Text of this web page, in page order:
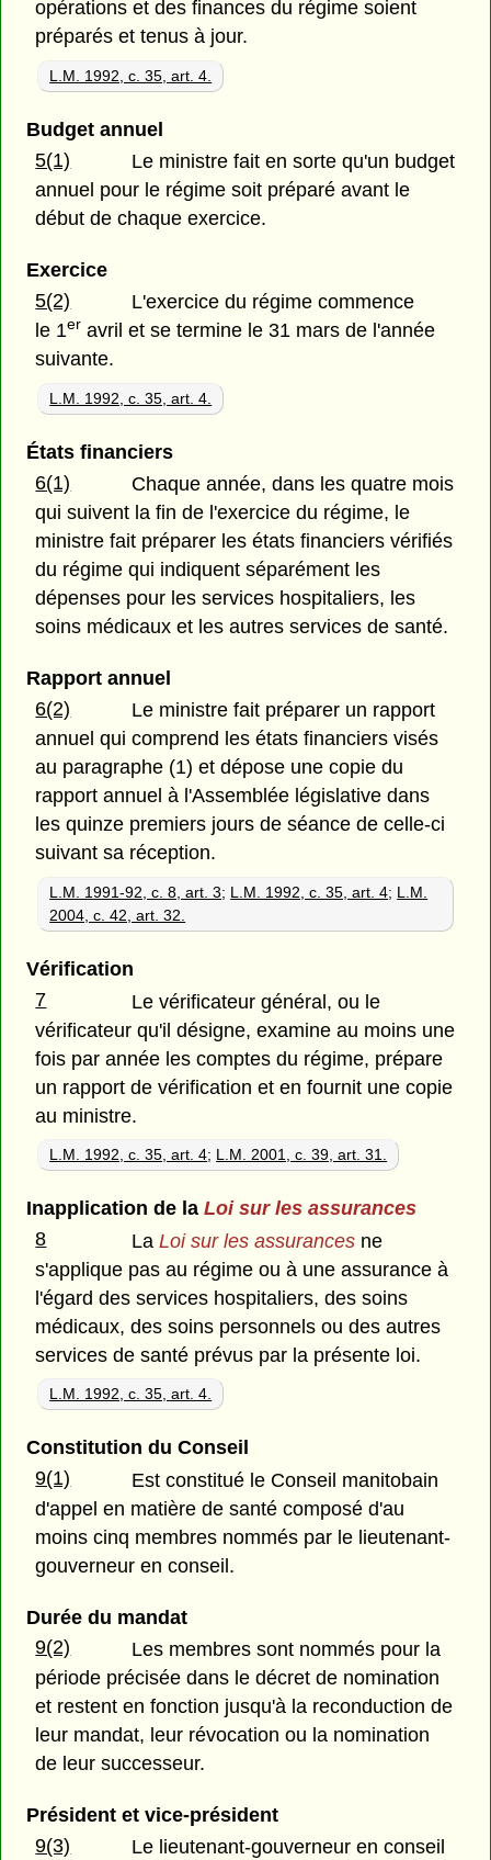
opérations et des finances du régime soient
préparés et tenus à jour.
L.M. 1992, c. 35, art. 4.
Budget annuel
5(1)
Le ministre fait en sorte qu'un budget
annuel pour le régime soit préparé avant le
début de chaque exercice.
Exercice
5(2)
L'exercice du régime commence
le 1er avril et se termine le 31 mars de l'année
suivante.
L.M. 1992, c. 35, art. 4.
États financiers
6(1)
Chaque année, dans les quatre mois
qui suivent la fin de l'exercice du régime, le
ministre fait préparer les états financiers vérifiés
du régime qui indiquent séparément les
dépenses pour les services hospitaliers, les
soins médicaux et les autres services de santé.
Rapport annuel
6(2)
Le ministre fait préparer un rapport
annuel qui comprend les états financiers visés
au paragraphe (1) et dépose une copie du
rapport annuel à l'Assemblée législative dans
les quinze premiers jours de séance de celle-ci
suivant sa réception.
L.M. 1991-92, c. 8, art. 3; L.M. 1992, c. 35, art. 4; L.M.
2004, c. 42, art. 32.
Vérification
7
Le vérificateur général, ou le
vérificateur qu'il désigne, examine au moins une
fois par année les comptes du régime, prépare
un rapport de vérification et en fournit une copie
au ministre.
L.M. 1992, c. 35, art. 4; L.M. 2001, c. 39, art. 31.
Inapplication de la Loi sur les assurances
8
LaLoi sur les assurances ne
s'applique pas au régime ou à une assurance à
l'égard des services hospitaliers, des soins
médicaux, des soins personnels ou des autres
services de santé prévus par la présente loi.
L.M. 1992, c. 35, art. 4.
Constitution du Conseil
9(1)
Est constitué le Conseil manitobain
d'appel en matière de santé composé d'au
moins cinq membres nommés par le lieutenant-
gouverneur en conseil.
Durée du mandat
9(2)
Les membres sont nommés pour la
période précisée dans le décret de nomination
et restent en fonction jusqu'à la reconduction de
leur mandat, leur révocation ou la nomination
de leur successeur.
Président et vice-président
9(3)
Le lieutenant-gouverneur en conseil